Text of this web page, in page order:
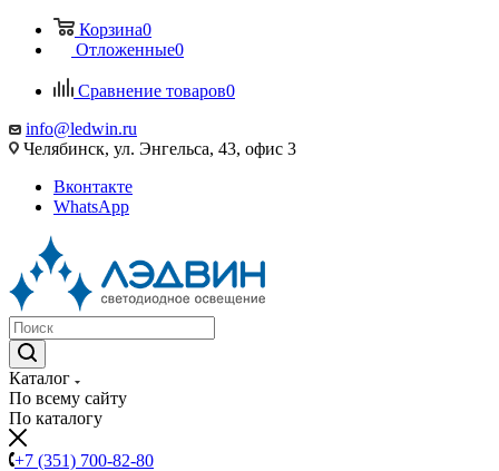
Корзина0
Отложенные0
Сравнение товаров0
info@ledwin.ru
Челябинск, ул. Энгельса, 43, офис 3
Вконтакте
WhatsApp
Каталог
По всему сайту
По каталогу
+7 (351) 700-82-80